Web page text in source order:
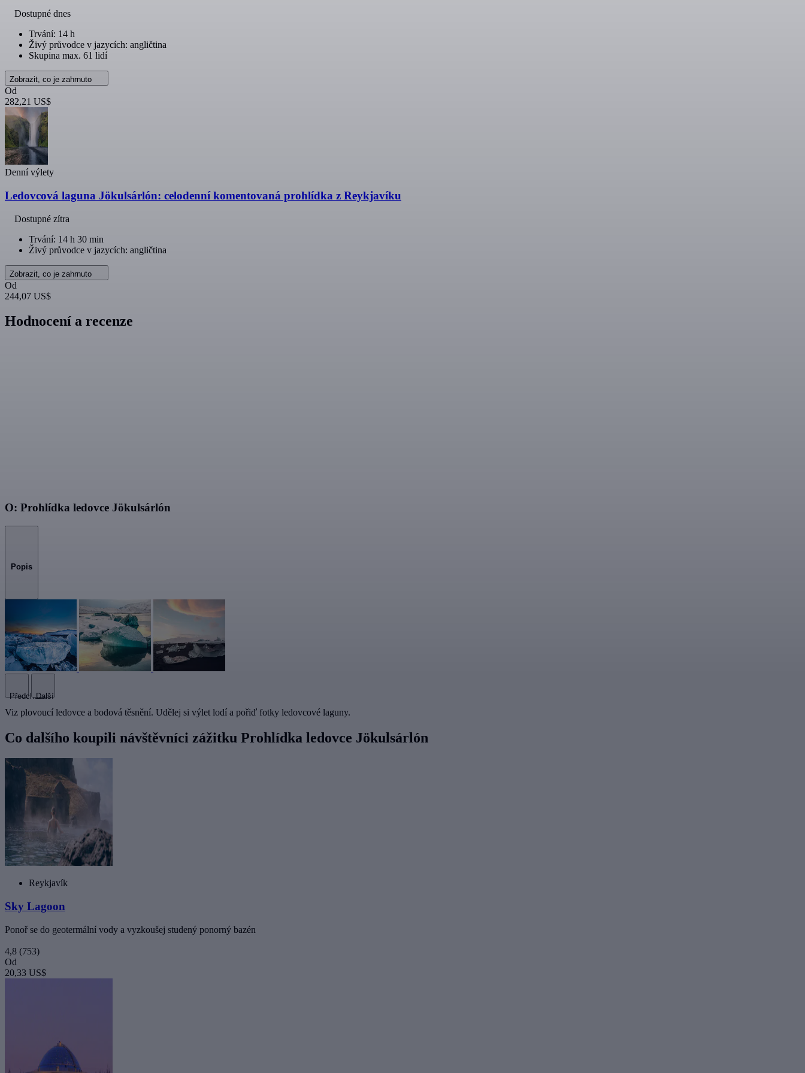
Dostupné dnes
Trvání: 14 h
Živý průvodce v jazycích: angličtina
Skupina max. 61 lidí
Zobrazit, co je zahrnuto
Od
282,21 US$
Denní výlety
Ledovcová laguna Jökulsárlón: celodenní komentovaná prohlídka z Reykjavíku
Dostupné zítra
Trvání: 14 h 30 min
Živý průvodce v jazycích: angličtina
Zobrazit, co je zahrnuto
Od
244,07 US$
Hodnocení a recenze
O: Prohlídka ledovce Jökulsárlón
Popis
PředchozíDalší
Viz plovoucí ledovce a bodová těsnění. Udělej si výlet lodí a pořiď fotky ledovcové laguny.
Co dalšího koupili návštěvníci zážitku Prohlídka ledovce Jökulsárlón
Reykjavík
Sky Lagoon
Ponoř se do geotermální vody a vyzkoušej studený ponorný bazén
4,8 (753)
Od
20,33 US$